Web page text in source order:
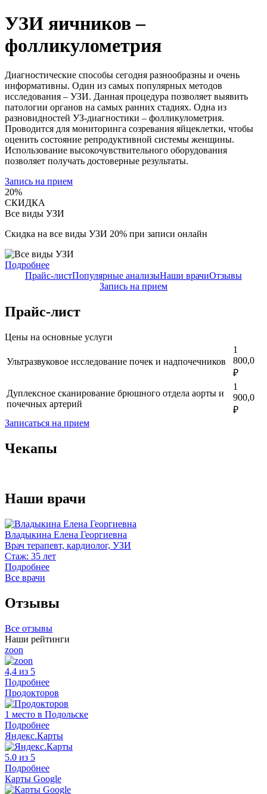
УЗИ яичников –
фолликулометрия
Диагностические способы сегодня разнообразны и очень
информативны. Один из самых популярных методов
исследования – УЗИ. Данная процедура позволяет выявить
патологии органов на самых ранних стадиях. Одна из
разновидностей УЗ-диагностики – фолликулометрия.
Проводится для мониторинга созревания яйцеклетки, чтобы
оценить состояние репродуктивной системы женщины.
Использование высокочувствительного оборудования
позволяет получать достоверные результаты.
Запись на прием
20%
СКИДКА
Все виды УЗИ
Скидка на все виды УЗИ 20% при записи онлайн
Подробнее
Прайс-листПопулярные анализыНаши врачиОтзывы
Запись на прием
Прайс-лист
Цены на основные услуги
Ультразвуковое исследование почек и надпочечников
1
800,0
₽
Дуплексное сканирование брюшного отдела аорты и
почечных артерий
1
900,0
₽
Записаться на прием
Чекапы
Наши врачи
Владыкина Елена Георгиевна
Врач терапевт, кардиолог, УЗИ
Стаж: 35 лет
Подробнее
Все врачи
Отзывы
Все отзывы
Наши рейтинги
zoon
4,4 из 5
Подробнее
Продокторов
1 место в Подольске
Подробнее
Яндекс.Карты
5.0 из 5
Подробнее
Карты Google